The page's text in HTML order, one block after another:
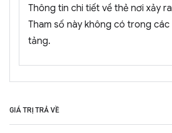
Thông tin chi tiết về thẻ nơi xảy
Tham số này không có trong
tảng.
GIÁ TRỊ TRẢ VỀ